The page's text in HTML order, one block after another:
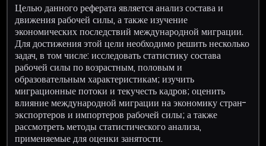
Целью данного реферата является анализ состава и
движения рабочей силы, а также изучение
экономических последствий международной миграции.
Для достижения этой цели необходимо решить несколько
задач, в том числе: исследовать статистику состава
рабочей силы по возрастным, половым и
образовательным характеристикам; изучить
миграционные потоки и текучесть кадров; оценить
влияние международной миграции на экономику стран-
экспортеров и импортеров рабочей силы; а также
рассмотреть методы статистического анализа,
применяемые для оценки занятости.